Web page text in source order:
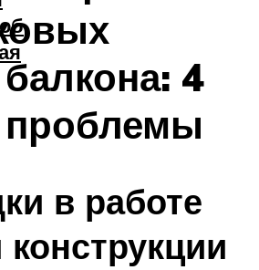
4
в работе